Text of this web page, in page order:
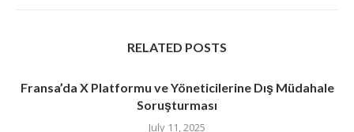
RELATED POSTS
Fransa’da X Platformu ve Yöneticilerine Dış Müdahale
Soruşturması
July 11, 2025